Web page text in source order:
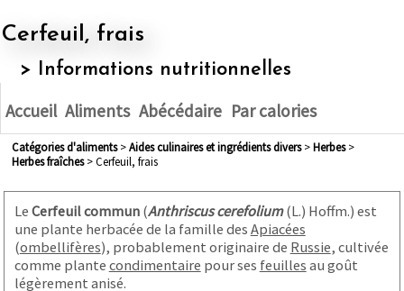
Cerfeuil, frais
> Informations nutritionnelles
Accueil Aliments Abécédaire Par calories
Catégories d'aliments> aides culinaires et ingrédients divers> herbes>
herbes fraîches> Cerfeuil, frais
Le Cerfeuil commun(Anthriscus cerefolium(L.) Hoffm.) est
une plante herbacée de la famille des Apiacées
(ombellifères), probablement originaire de Russie, cultivée
comme plante condimentaire pour ses feuilles au goût
légèrement anisé.